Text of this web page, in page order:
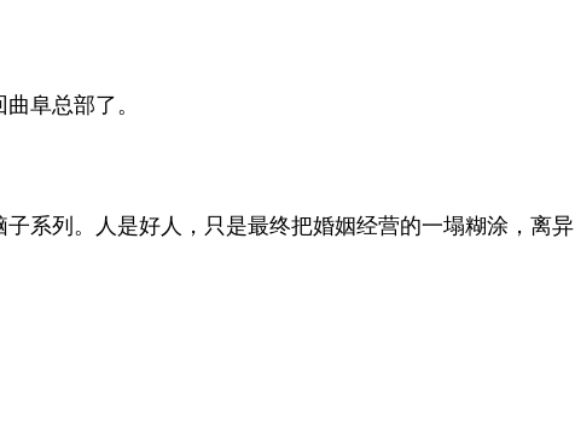
阜总部了。
系列。人是好人，只是最终把婚姻经营的一塌糊涂，离异